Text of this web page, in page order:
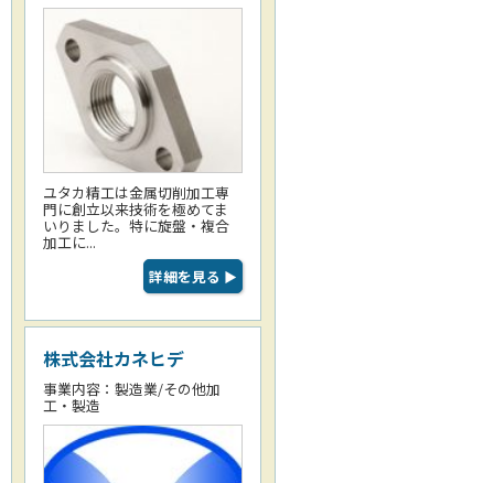
ユタカ精工は金属切削加工専
門に創立以来技術を極めてま
いりました。特に旋盤・複合
加工に...
詳細を見る ▶
株式会社カネヒデ
事業内容：製造業/その他加
工・製造